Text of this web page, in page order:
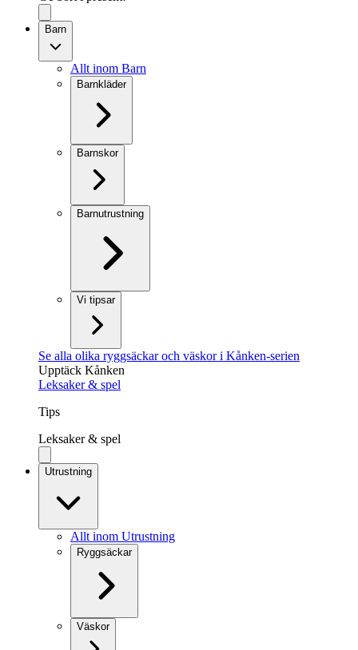
Barn
Allt inom Barn
Barnkläder
Barnskor
Barnutrustning
Vi tipsar
Se alla olika ryggsäckar och väskor i Kånken-serien
Upptäck Kånken
Leksaker & spel
Tips
Leksaker & spel
Utrustning
Allt inom Utrustning
Ryggsäckar
Väskor